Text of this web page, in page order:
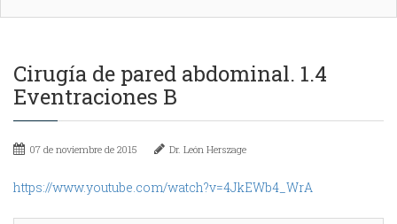
Cirugía de pared abdominal. 1.4
Eventraciones B
07 de noviembre de 2015 Dr. León Herszage
https://www.youtube.com/watch?v=4JkEWb4_WrA